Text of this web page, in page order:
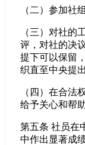
（二）参加社
（三）对社的
评，对社的决
提下可以保留
织直至中央提出
（四）在合法
给予关心和帮助
第五条 社员在
中作出显著成